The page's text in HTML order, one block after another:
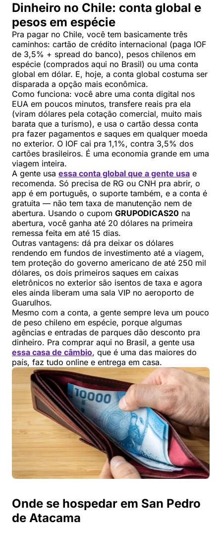
Dinheiro no Chile: conta global e
pesos em espécie
Pra pagar no Chile, você tem basicamente três
caminhos: cartão de crédito internacional (paga IOF
de 3,5% + spread do banco), pesos chilenos em
espécie (comprados aqui no Brasil) ou uma conta
global em dólar. E, hoje, a conta global costuma ser
disparada a opção mais econômica.
Como funciona: você abre uma conta digital nos
EUA em poucos minutos, transfere reais pra ela
(viram dólares pela cotação comercial, muito mais
barata que a turismo), e usa o cartão dessa conta
pra fazer pagamentos e saques em qualquer moeda
no exterior. O IOF cai pra 1,1%, contra 3,5% dos
cartões brasileiros. É uma economia grande em uma
viagem inteira.
A gente usa essa conta global que a gente usa e
recomenda. Só precisa de RG ou CNH pra abrir, o
app é em português, o suporte também, e a conta é
gratuita — não tem taxa de manutenção nem de
abertura. Usando o cupom GRUPODICAS20 na
abertura, você ganha até 20 dólares na primeira
remessa feita em até 15 dias.
Outras vantagens: dá pra deixar os dólares
rendendo em fundos de investimento até a viagem,
tem proteção do governo americano de até 250 mil
dólares, os dois primeiros saques em caixas
eletrônicos no exterior são isentos de taxa e agora
eles ainda liberam uma sala VIP no aeroporto de
Guarulhos.
Mesmo com a conta, a gente sempre leva um pouco
de peso chileno em espécie, porque algumas
agências e entradas de parques dão desconto pra
dinheiro. Pra comprar aqui no Brasil, a gente usa
essa casa de câmbio, que é uma das maiores do
país, faz tudo online e entrega em casa.
Onde se hospedar em San Pedro
de Atacama